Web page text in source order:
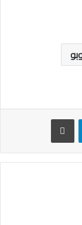
تيلقرام طباعة